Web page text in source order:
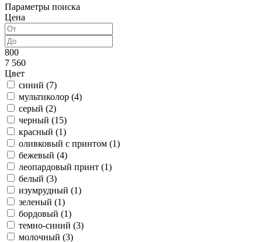
Параметры поиска
Цена
800
7 560
Цвет
синий (7)
мультиколор (4)
серый (2)
черный (15)
красный (1)
оливковый с принтом (1)
бежевый (4)
леопардовый принт (1)
белый (3)
изумрудный (1)
зеленый (1)
бордовый (1)
темно-синий (3)
молочный (3)